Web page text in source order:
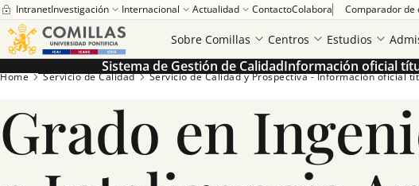
IntranetInvestigación Internacional Actualidad ContactoColabora Comparador de
Sobre Comillas Centros Estudios
Sistema de Gestión de CalidadInformación oficial
Home Servicio de Calidad Servicio de Calidad y Prospectiva - Información oficial
Grado en